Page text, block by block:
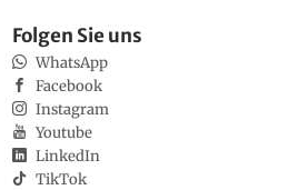
Folgen Sie uns
WhatsApp
Facebook
Instagram
Youtube
LinkedIn
TikTok